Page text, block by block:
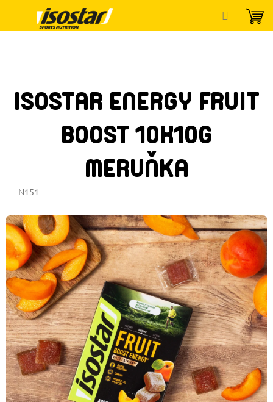
obsah
ISOSTAR ENERGY FRUIT
BOOST 10X10G
MERUŇKA
N151